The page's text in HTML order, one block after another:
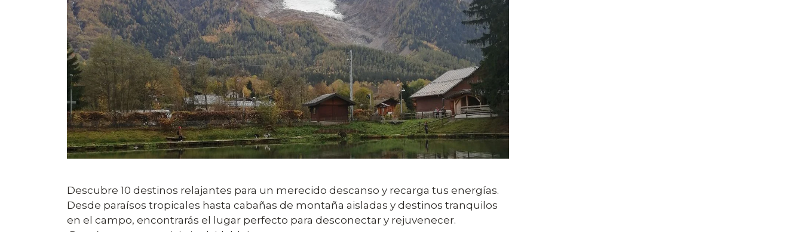
Descubre 10 destinos relajantes para un merecido descanso y recarga tus energías.
Desde paraísos tropicales hasta cabañas de montaña aisladas y destinos tranquilos
en el campo, encontrarás el lugar perfecto para desconectar y rejuvenecer.